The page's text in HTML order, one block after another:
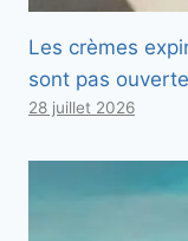
Les crèmes
sont pas
28 juillet 2026